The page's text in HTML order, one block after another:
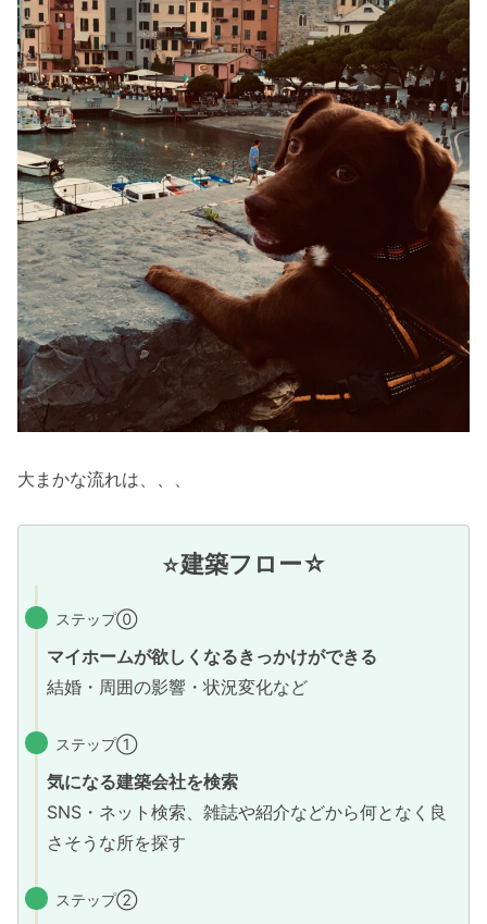
大まかな流れは、、、
☆建築フロー☆
ステップ⓪
マイホームが欲しくなるきっかけができる
結婚・周囲の影響・状況変化など
ステップ①
気になる建築会社を検索
SNS・ネット検索、雑誌や紹介などから何となく良
さそうな所を探す
ステップ②